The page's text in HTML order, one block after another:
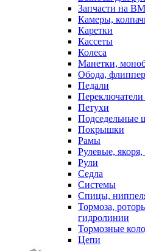
Запчасти на
Камеры,
Каретки
Кассеты
Колеса
Манетки,
Обода,
Педали
Переключатели
Петухи
Подседельные
Покрышки
Рамы
Рулевые, якоря,
Рули
Седла
Системы
Спицы,
Тормоза,
гидролинии
Тормозные
Цепи